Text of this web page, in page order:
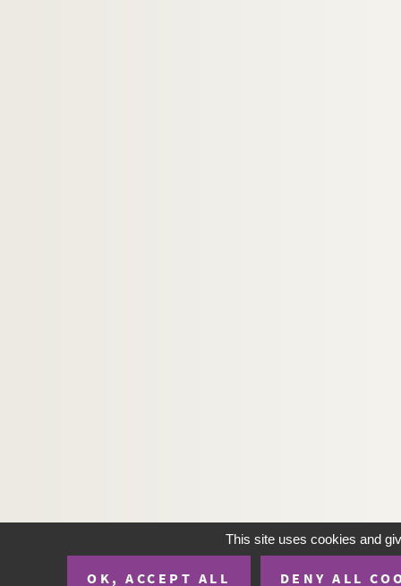
This site uses cookies and
OK, ACCEPT ALL DENY ALL